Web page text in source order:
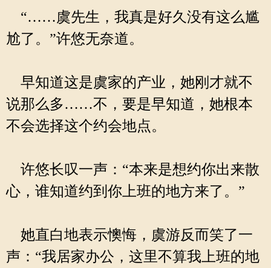
“……虞先生，我真是好久没有这么尴
尬了。”许悠无奈道。
早知道这是虞家的产业，她刚才就不
说那么多……不，要是早知道，她根本
不会选择这个约会地点。
许悠长叹一声：“本来是想约你出来散
心，谁知道约到你上班的地方来了。”
她直白地表示懊悔，虞游反而笑了一
声：“我居家办公，这里不算我上班的地